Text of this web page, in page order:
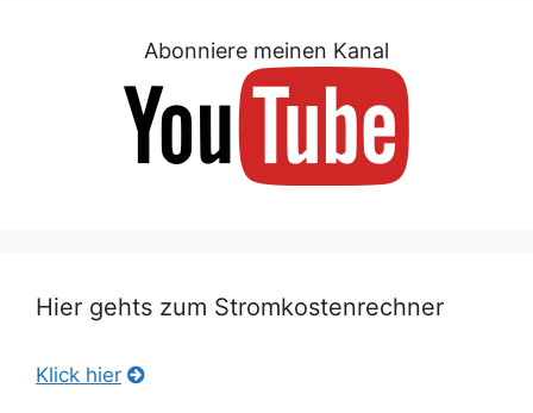
Abonniere meinen Kanal
Hier gehts zum Stromkostenrechner
Klick hier